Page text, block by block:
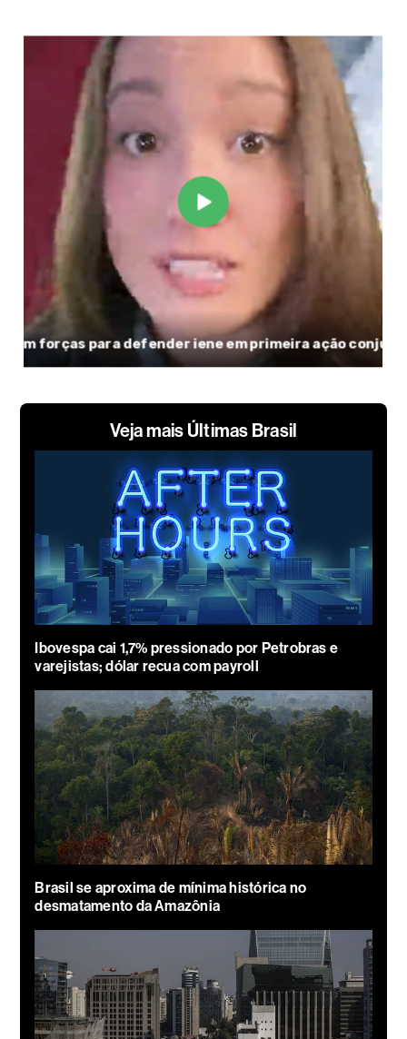
Veja mais Últimas Brasil
Ibovespa cai 1,7% pressionado por Petrobras e
varejistas; dólar recua com payroll
Brasil se aproxima de mínima histórica no
desmatamento da Amazônia